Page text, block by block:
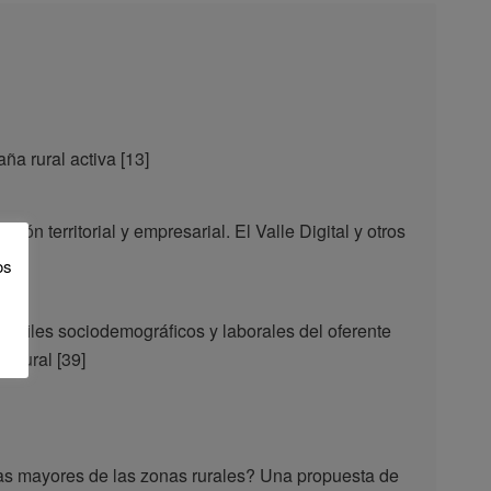
rural activa [13]
territorial y empresarial. El Valle Digital y otros
sociodemográficos y laborales del oferente
rural [39]
mayores de las zonas rurales? Una propuesta de